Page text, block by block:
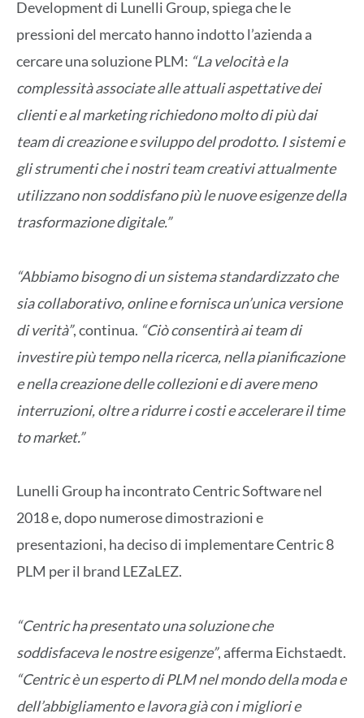
Development di Lunelli Group, spiega che le
pressioni del mercato hanno indotto l’azienda a
cercare una soluzione PLM: “La velocità e la
complessità associate alle attuali aspettative dei
clienti e al marketing richiedono molto di più dai
team di creazione e sviluppo del prodotto. I sistemi e
gli strumenti che i nostri team creativi attualmente
utilizzano non soddisfano più le nuove esigenze della
trasformazione digitale.”
“Abbiamo bisogno di un sistema standardizzato che
sia collaborativo, online e fornisca un’unica versione
di verità”, continua. “Ciò consentirà ai team di
investire più tempo nella ricerca, nella pianificazione
e nella creazione delle collezioni e di avere meno
interruzioni, oltre a ridurre i costi e accelerare il time
to market.”
Lunelli Group ha incontrato Centric Software nel
2018 e, dopo numerose dimostrazioni e
presentazioni, ha deciso di implementare Centric 8
PLM per il brand LEZaLEZ.
“Centric ha presentato una soluzione che
soddisfaceva le nostre esigenze”, afferma Eichstaedt.
“Centric è un esperto di PLM nel mondo della moda e
dell’abbigliamento e lavora già con i migliori e